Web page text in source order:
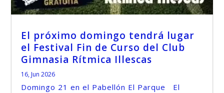
El próximo domingo tendrá lugar
el Festival Fin de Curso del Club
Gimnasia Rítmica Illescas
16, Jun 2026
Domingo 21 en el Pabellón El Parque El